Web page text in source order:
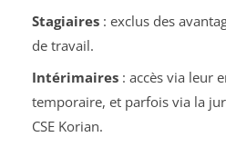
Stagiaires: exclus des
de travail.
Intérimaires: accès via leur
temporaire, et parfois via la
CSE Korian.